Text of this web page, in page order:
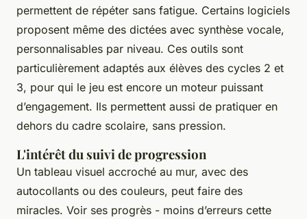
permettent de répéter sans fatigue. Certains logiciels
proposent même des dictées avec synthèse vocale,
personnalisables par niveau. Ces outils sont
particulièrement adaptés aux élèves des cycles 2 et
3, pour qui le jeu est encore un moteur puissant
d’engagement. Ils permettent aussi de pratiquer en
dehors du cadre scolaire, sans pression.
L'intérêt du suivi de progression
Un tableau visuel accroché au mur, avec des
autocollants ou des couleurs, peut faire des
miracles. Voir ses progrès - moins d’erreurs cette